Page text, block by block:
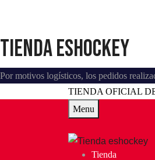
Tienda eshockey
Por motivos logísticos, los pedidos
TIENDA OFICIAL
Menu
Tienda